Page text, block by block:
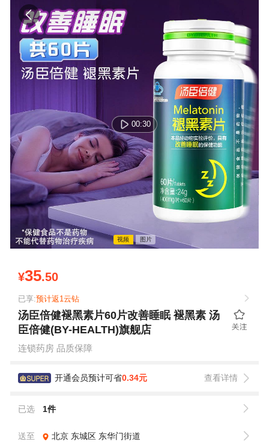
00:30
00:00:00 / 00:00:00
视频 图片
¥35.50
已享:预计返1云钻
汤臣倍健褪黑素片60片改善睡眠 褪黑素 汤
臣倍健(BY-HEALTH)旗舰店
连锁药房 品质保障
开通会员预计可省0.34元 查看详情
已选 1件
送至 北京 东城区 东华门街道